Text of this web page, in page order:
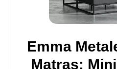
Emma
Matras: